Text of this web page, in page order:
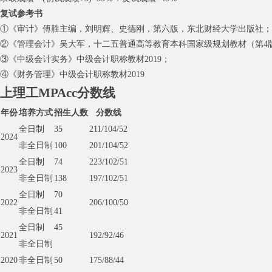
复试参考书
①《审计》傅胜主编，刘明辉、史德刚，第六版，东北财经大学出版社；
②《管理会计》吴大军，十二五普通高等教育本科国家级规划教材（第4
③《中级会计实务》中级会计职称教材2019；
④《财务管理》中级会计职称教材2019
上理工MPAcc分数线
年份培养方式招生人数 分数线
2024
全日制 35
211/104/52
非全日制 100 201/104/52
2023
全日制 74
223/102/51
非全日制 138 197/102/51
2022
全日制
70
206/100/50
非全日制 41
2021
全日制
45
192/92/46
非全日制
2020非全日制 50 175/88/44